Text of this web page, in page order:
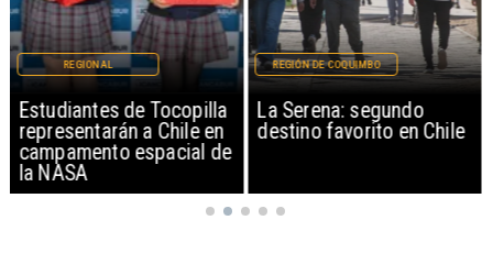
Estudiantes de Tocopilla
representarán a Chile en
campamento espacial de
la NASA
REGIONAL
La Serena: segundo
destino favorito en Chile
REGIÓN DE COQUIMBO